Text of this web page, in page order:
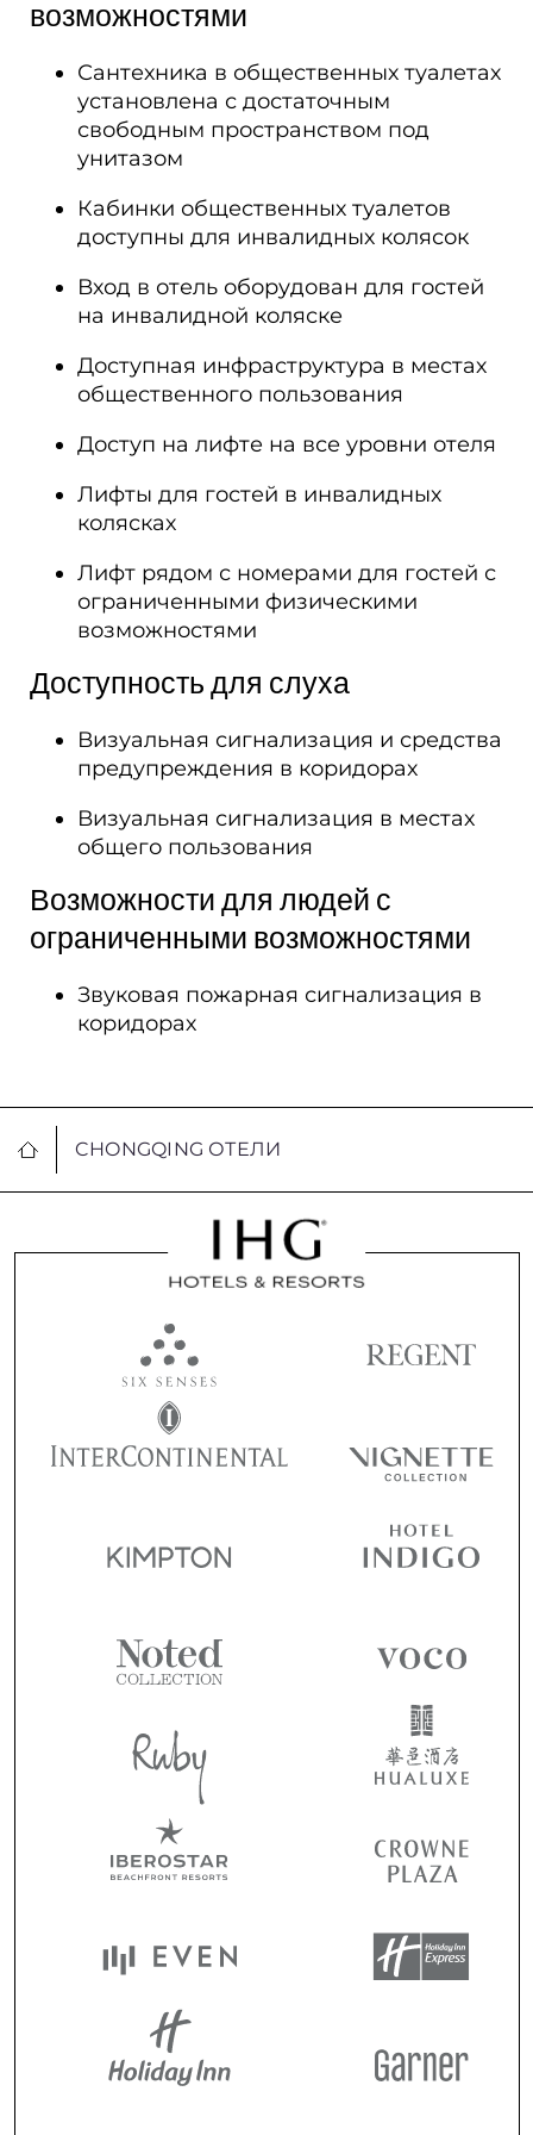
возможностями​
Сантехника в общественных туалетах
установлена с достаточным
свободным пространством под
унитазом
Кабинки общественных туалетов
доступны для инвалидных колясок
Вход в отель оборудован для гостей
на инвалидной коляске
Доступная инфраструктура в местах
общественного пользования
Доступ на лифте на все уровни отеля
Лифты для гостей в инвалидных
колясках
Лифт рядом с номерами для гостей с
ограниченными физическими
возможностями
Доступность для слуха​
Визуальная сигнализация и средства
предупреждения в коридорах
Визуальная сигнализация в местах
общего пользования
Возможности для людей с
ограниченными возможностями​
Звуковая пожарная сигнализация в
коридорах
CHONGQING ОТЕЛИ